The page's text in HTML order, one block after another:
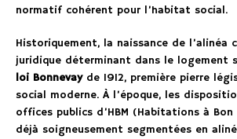
normatif cohérent pour l’habitat social.
Historiquement, la naissance de l’alinéa
juridique déterminant dans le logement
loi Bonnevayde 1912, première pierre
social moderne. À l’époque, les
offices publics d’HBM (Habitations à
déjà soigneusement segmentées en